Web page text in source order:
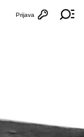
Otvori
Prijava